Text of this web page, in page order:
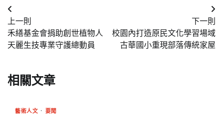
文
章
導
上一則
禾繕基金會捐助創世植物人
天麗生技專業守護總動員
下一則
校園內打造原民文化學習場域
古華國小重現部落傳統家屋
相關文章
藝術人文 要聞